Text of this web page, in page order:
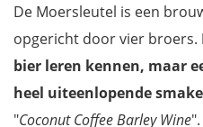
De Moersleutel is een
opgericht door vier broers.
bier leren kennen, maar
heel uiteenlopende
"Coconut Coffee Barley Wine